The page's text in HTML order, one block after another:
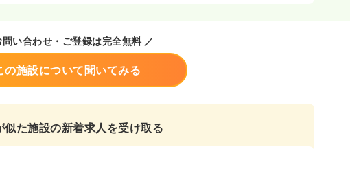
問い合わせ・ご登録は完全無料 ／
の施設について聞いてみる
似た施設の新着求人を受け取る